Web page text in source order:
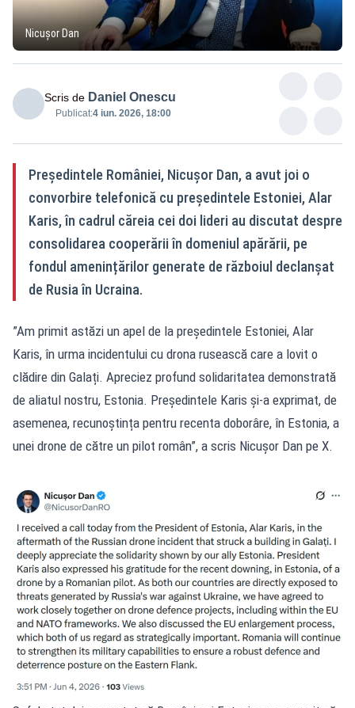
Nicușor Dan
Scris de Daniel Onescu
Publicat:4 iun. 2026, 18:00
Președintele României, Nicușor Dan, a avut joi o
convorbire telefonică cu președintele Estoniei, Alar
Karis, în cadrul căreia cei doi lideri au discutat despre
consolidarea cooperării în domeniul apărării, pe
fondul amenințărilor generate de războiul declanșat
de Rusia în Ucraina.
”Am primit astăzi un apel de la președintele Estoniei, Alar
Karis, în urma incidentului cu drona rusească care a lovit o
clădire din Galați. Apreciez profund solidaritatea demonstrată
de aliatul nostru, Estonia. Președintele Karis și-a exprimat, de
asemenea, recunoștința pentru recenta doborâre, în Estonia, a
unei drone de către un pilot român”, a scris Nicușor Dan pe X.